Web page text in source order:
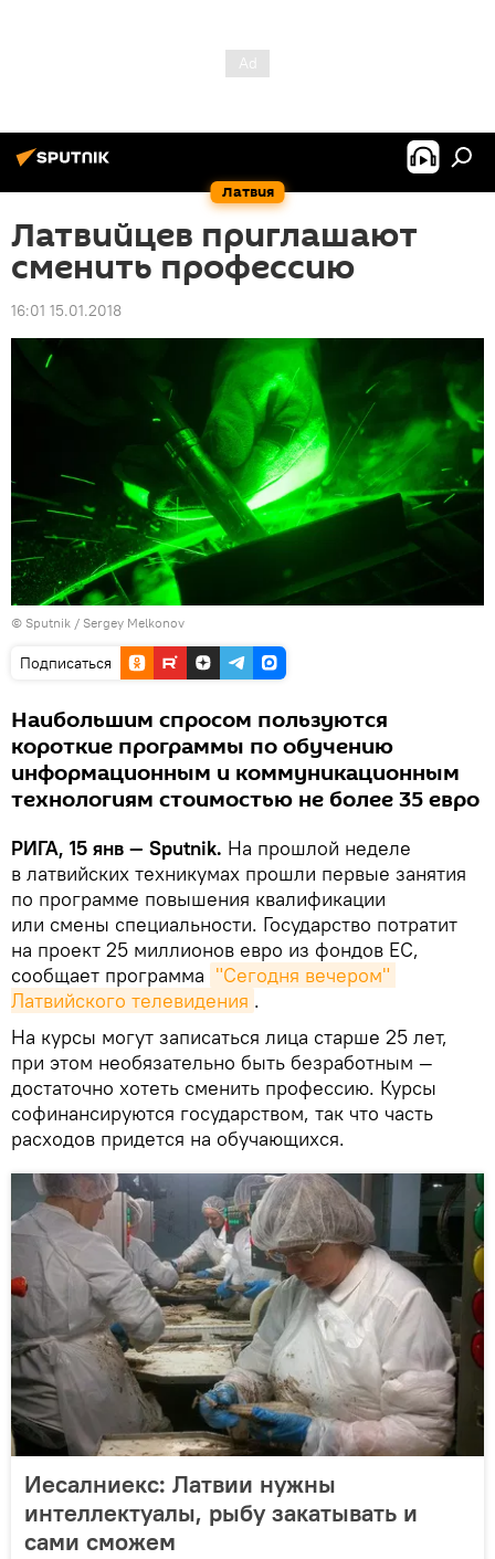
Латвия
Латвийцев приглашают
сменить профессию
16:01 15.01.2018
© Sputnik / Sergey Melkonov
Подписаться
Наибольшим спросом пользуются
короткие программы по обучению
информационным и коммуникационным
технологиям стоимостью не более 35 евро
РИГА, 15 янв — Sputnik. На прошлой неделе
в латвийских техникумах прошли первые занятия
по программе повышения квалификации
или смены специальности. Государство потратит
на проект 25 миллионов евро из фондов ЕС,
сообщает программа "Сегодня вечером"
Латвийского телевидения .
На курсы могут записаться лица старше 25 лет,
при этом необязательно быть безработным —
достаточно хотеть сменить профессию. Курсы
софинансируются государством, так что часть
расходов придется на обучающихся.
Иесалниекс: Латвии нужны
интеллектуалы, рыбу закатывать и
сами сможем